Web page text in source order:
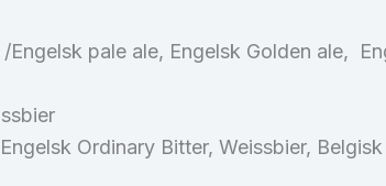
pale ale, Engelsk Golden ale,
Ordinary Bitter, Weissbier,